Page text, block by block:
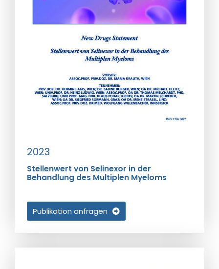
2023
Stellenwert von Selinexor in der
Behandlung des Multiplen Myeloms
Publikation anfragen